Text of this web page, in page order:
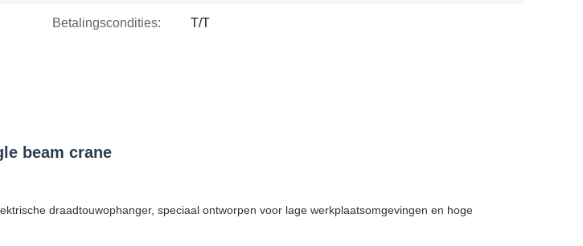
Betalingscondities: T/T
beam crane
draadtouwophanger, speciaal ontworpen voor lage werkplaatsomgevingen en hoge